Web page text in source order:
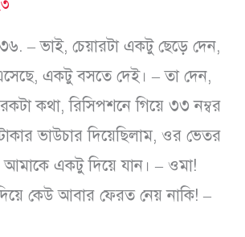
– ভাই, চেয়ারটা একটু ছেড়ে দেন,
একটু বসতে দেই। – তা দেন,
কথা, রিসিপশনে গিয়ে ৩৩ নম্বর
ভাউচার দিয়েছিলাম, ওর ভেতর
একটু দিয়ে যান। – ওমা!
কেউ আবার ফেরত নেয় নাকি! –